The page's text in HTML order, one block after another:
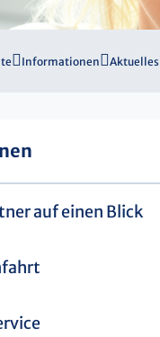
Informationen Aktuelles
auf einen Blick